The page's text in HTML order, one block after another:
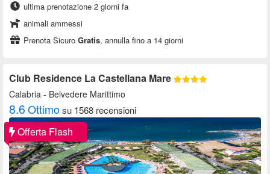
ultima prenotazione 2 giorni fa
animali ammessi
Prenota Sicuro Gratis, annulla fino a 14 giorni
Club Residence La Castellana Mare
Calabria - Belvedere Marittimo
8.6Ottimosu 1568 recensioni
Offerta Flash